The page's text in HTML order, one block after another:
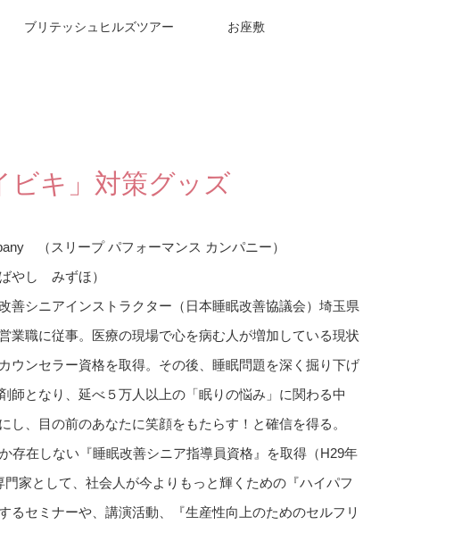
ブリテッシュヒルズツアー お座敷
ビキ」対策グッズ
（スリープ パフォーマンス カンパニー）
やし みずほ）
善シニアインストラクター（日本睡眠改善協議会）埼玉県
業職に従事。医療の現場で心を病む人が増加している現状
ウンセラー資格を取得。その後、睡眠問題を深く掘り下げ
師となり、延べ５万人以上の「眠りの悩み」に関わる中
し、目の前のあなたに笑顔をもたらす！と確信を得る。
存在しない『睡眠改善シニア指導員資格』を取得（H29年
家として、社会人が今よりもっと輝くための『ハイパフ
るセミナーや、講演活動、『生産性向上のためのセルフリ